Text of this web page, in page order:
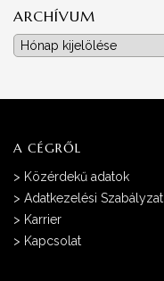
ARCHÍVUM
Archívum
A CÉGRŐL
> Közérdekű adatok
> Adatkezelési Szabályzat
> Karrier
> Kapcsolat